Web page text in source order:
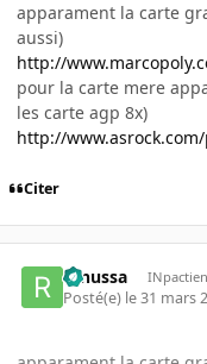
apparament la carte
aussi)
http://
pour la carte mere
les carte agp 8x)
http://
Citer
renussa INpactien
Posté(e) le 31 mars